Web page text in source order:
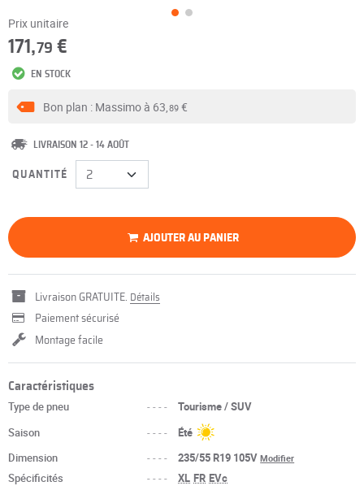
Prix unitaire
171,79 €
EN STOCK
Bon plan : Massimo à 63,89€
LIVRAISON 12 - 14 AOÛT
QUANTITÉ
AJOUTER AU PANIER
Livraison GRATUITE. Détails
Paiement sécurisé
Montage facile
Caractéristiques
Type de pneu ----
Tourisme / SUV
Saison
----
Été
Dimension
---- 235/55 R19 105VModifier
Spécificités ---- XL FR EVc